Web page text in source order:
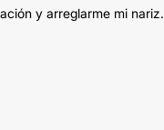
y arreglarme mi nariz.